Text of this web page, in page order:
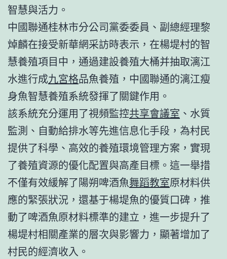
智慧與活力。
中國聯通桂林市分公司黨委委員、副總經理黎
焯麟在接受新華網采訪時表示，在楊堤村的智
慧養殖項目中，通過建設養殖大桶并抽取漓江
水進行成九宮格品魚養殖，中國聯通的漓江瘦
身魚智慧養殖系統發揮了關鍵作用。
該系統充分運用了視頻監控共享會議室 、水質
監測、自動給排水等先進信息化手段，為村民
提供了科學、高效的養殖環境管理方案，實現
了養殖資源的優化配置與高產目標。這一舉措
不僅有效緩解了陽朔啤酒魚舞蹈教室原材料供
應的緊張狀況，還基于楊堤魚的優質口碑，推
動了啤酒魚原材料標準的建立，進一步提升了
楊堤村相關產業的層次與影響力，顯著增加了
村民的經濟收入。